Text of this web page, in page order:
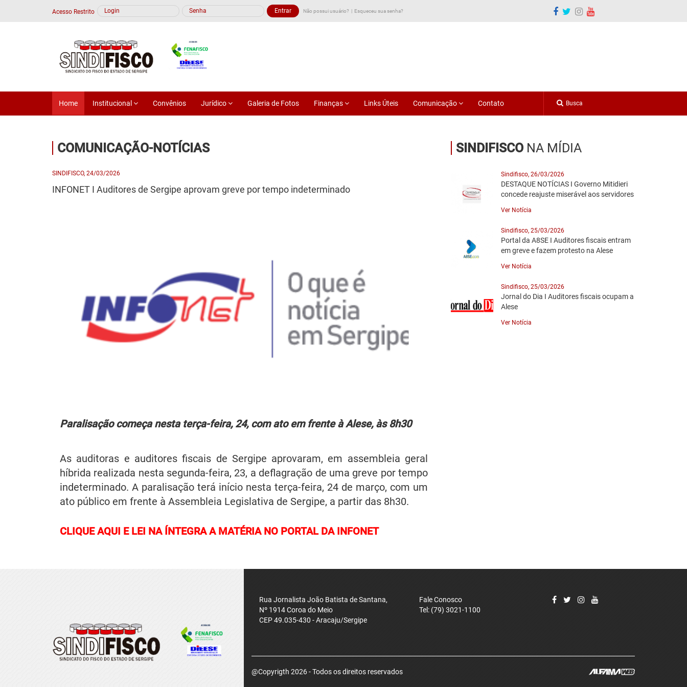
DOCUMENTÁRIOS, PALESTRAS E ENTREVISTAS
OUTROS VÍDEOS
Acesso Restrito Não possui usuário? Esqueceu sua senha?
Home Institucional Convênios Jurídico Galeria de Fotos Finanças Links Úteis Comunicação Contato
COMUNICAÇÃO-NOTÍCIAS
SINDIFISCO, 24/03/2026
INFONET I Auditores de Sergipe aprovam greve por tempo indeterminado
Paralisação começa nesta terça-feira, 24, com ato em frente à Alese, às 8h30
As auditoras e auditores fiscais de Sergipe aprovaram, em assembleia geral
híbrida realizada nesta segunda-feira, 23, a deflagração de uma greve por tempo
indeterminado. A paralisação terá início nesta terça-feira, 24 de março, com um
ato público em frente à Assembleia Legislativa de Sergipe, a partir das 8h30.
CLIQUE AQUI E LEI NA ÍNTEGRA A MATÉRIA NO PORTAL DA INFONET
SINDIFISCO NA MÍDIA
Sindifisco, 26/03/2026
DESTAQUE NOTÍCIAS I Governo Mitidieri
concede reajuste miserável aos servidores
Ver Notícia
Sindifisco, 25/03/2026
Portal da A8SE I Auditores fiscais entram
em greve e fazem protesto na Alese
Ver Notícia
Sindifisco, 25/03/2026
Jornal do Dia I Auditores fiscais ocupam a
Alese
Ver Notícia
Rua Jornalista João Batista de Santana,
Nº 1914 Coroa do Meio
CEP 49.035-430 - Aracaju/Sergipe
Fale Conosco
Tel: (79) 3021-1100
@Copyrigth 2026 - Todos os direitos reservados